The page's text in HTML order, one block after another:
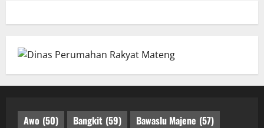
Awo (50) Bangkit (59) Bawaslu Majene (57)